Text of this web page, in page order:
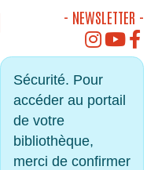
- NEWSLETTER -
Sécurité. Pour
accéder au portail
de votre
bibliothèque,
merci de confirmer